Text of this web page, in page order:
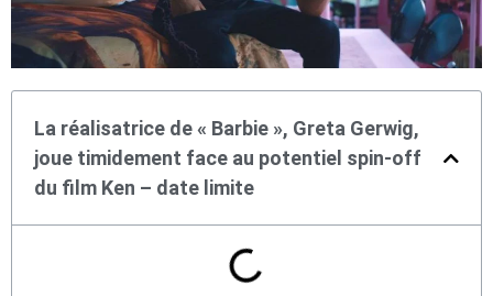
La réalisatrice de « Barbie », Greta Gerwig,
joue timidement face au potentiel spin-off
du film Ken – date limite